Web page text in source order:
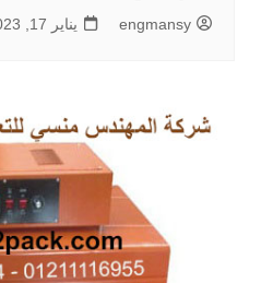
engmansy يناير 17, 2023